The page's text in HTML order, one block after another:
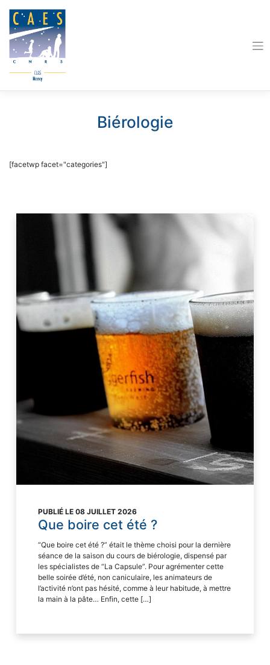
content
Biérologie
[facetwp facet="categories"]
PUBLIÉ LE 08 JUILLET 2026
Que boire cet été ?
“Que boire cet été ?” était le thème choisi pour la dernière
séance de la saison du cours de biérologie, dispensé par
les spécialistes de “La Capsule”. Pour agrémenter cette
belle soirée d’été, non caniculaire, les animateurs de
l’activité n’ont pas hésité, comme à leur habitude, à mettre
la main à la pâte… Enfin, cette […]